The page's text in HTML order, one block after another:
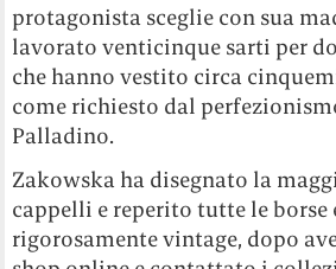
protagonista sceglie con sua
lavorato venticinque sarti per
che hanno vestito circa
come richiesto dal
Palladino.
Zakowska ha disegnato la
cappelli e reperito tutte le borse
rigorosamente vintage, dopo